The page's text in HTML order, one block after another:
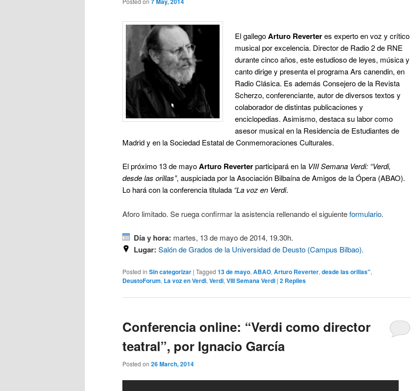
El gallegoArturo Reverteres experto en voz y crítico
musical por excelencia. Director de Radio 2 de RNE
durante cinco años, este estudioso de leyes, música y
canto dirige y presenta el programa Ars canendin, en
Radio Clásica. Es además Consejero de la Revista
Scherzo, conferenciante, autor de diversos textos y
colaborador de distintas publicaciones y
enciclopedias. Asimismo, destaca su labor como
asesor musical en la Residencia de Estudiantes de
Madrid y en la Sociedad Estatal de Conmemoraciones Culturales.
El próximo 13 de mayoArturo Reverterparticipará en la VIII Semana Verdi: “Verdi,
desde las orillas”, auspiciada por la Asociación Bilbaína de Amigos de la Ópera (ABAO).
Lo hará con la conferencia titulada “La voz en Verdi.
Aforo limitado. Se ruega confirmar la asistencia rellenando el siguienteformulario.
Día y hora: martes, 13 de mayo de 2014, 19.30h.
Lugar: Salón de Grados de la Universidad de Deusto (Campus Bilbao).
Posted in Sin categorizar | Tagged 13 de mayo,ABAO,Arturo Reverter,desde las orillas",
DeustoForum, La voz en Verdi,Verdi,VIII Semana Verdi | 2 Replies
Conferencia online: “Verdi como director
teatral”, por Ignacio García
Posted on 26 March, 2014